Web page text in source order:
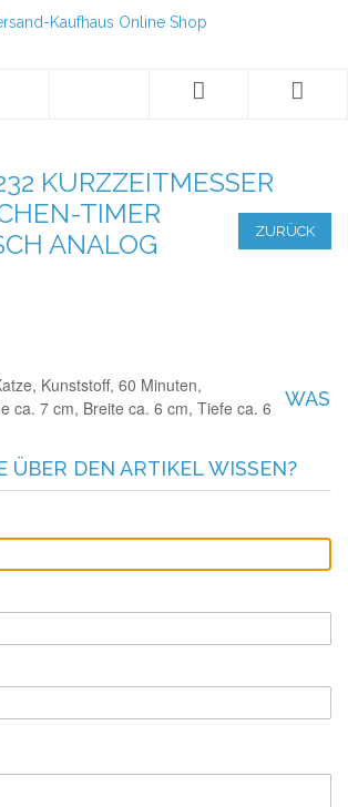
KURZZEITMESSER
TIMER
ANALOG
ZURÜCK
Kunststoff, 60 Minuten,
ca. 7 cm, Breite ca. 6 cm, Tiefe ca. 6
WAS
ÜBER DEN ARTIKEL WISSEN?